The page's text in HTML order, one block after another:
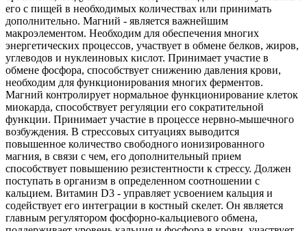
его с пищей в необходимых количествах или принимать
дополнительно. Магний - является важнейшим
макроэлементом. Необходим для обеспечения многих
энергетических процессов, участвует в обмене белков, жиров,
углеводов и нуклеиновых кислот. Принимает участие в
обмене фосфора, способствует снижению давления крови,
необходим для функционирования многих ферментов.
Магний контролирует нормальное функционирование клеток
миокарда, способствует регуляции его сократительной
функции. Принимает участие в процессе нервно-мышечного
возбуждения. В стрессовых ситуациях выводится
повышенное количество свободного ионизированного
магния, в связи с чем, его дополнительный прием
способствует повышению резистентности к стрессу. Должен
поступать в организм в определенном соотношении с
кальцием. Витамин D3 - управляет усвоением кальция и
содействует его интеграции в костный скелет. Он является
главным регулятором фосфорно-кальциевого обмена,